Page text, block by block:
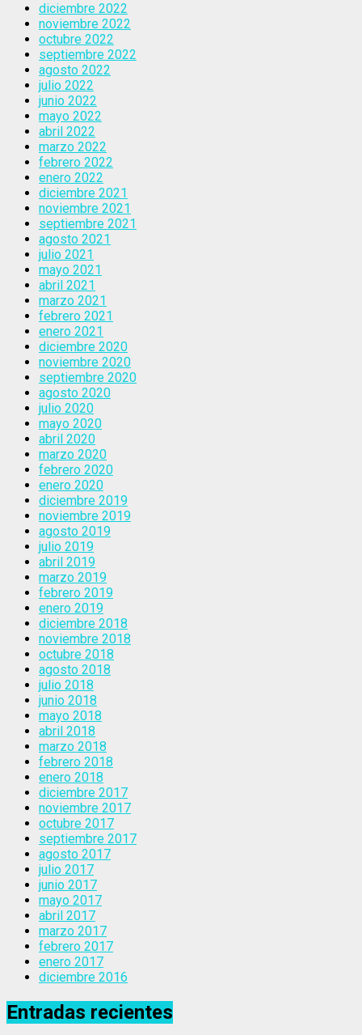
diciembre 2022
noviembre 2022
octubre 2022
septiembre 2022
agosto 2022
julio 2022
junio 2022
mayo 2022
abril 2022
marzo 2022
febrero 2022
enero 2022
diciembre 2021
noviembre 2021
septiembre 2021
agosto 2021
julio 2021
mayo 2021
abril 2021
marzo 2021
febrero 2021
enero 2021
diciembre 2020
noviembre 2020
septiembre 2020
agosto 2020
julio 2020
mayo 2020
abril 2020
marzo 2020
febrero 2020
enero 2020
diciembre 2019
noviembre 2019
agosto 2019
julio 2019
abril 2019
marzo 2019
febrero 2019
enero 2019
diciembre 2018
noviembre 2018
octubre 2018
agosto 2018
julio 2018
junio 2018
mayo 2018
abril 2018
marzo 2018
febrero 2018
enero 2018
diciembre 2017
noviembre 2017
octubre 2017
septiembre 2017
agosto 2017
julio 2017
junio 2017
mayo 2017
abril 2017
marzo 2017
febrero 2017
enero 2017
diciembre 2016
Entradas recientes